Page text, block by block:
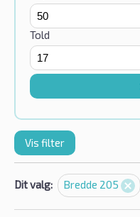
Told
Vis filter
Dit valg: Bredde 205